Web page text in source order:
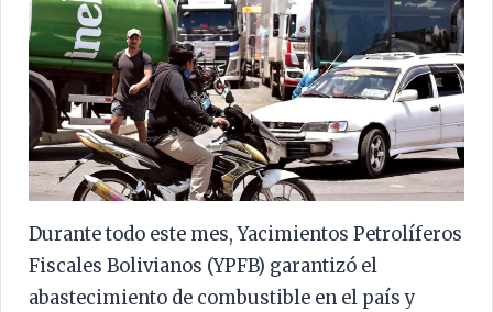
Durante todo este mes, Yacimientos Petrolíferos
Fiscales Bolivianos (YPFB) garantizó el
abastecimiento de combustible en el país y